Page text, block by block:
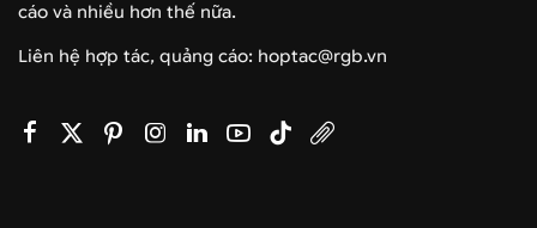
cáo và nhiều hơn thế nữa.
Liên hệ hợp tác, quảng cáo: hoptac@rgb.vn